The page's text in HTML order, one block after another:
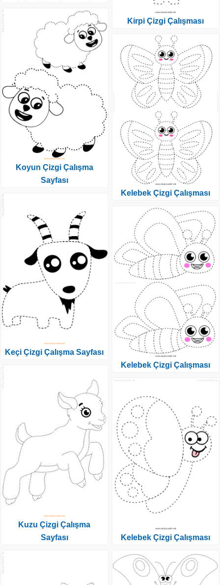
Koyun Çizgi Çalışma
Sayfası
Keçi Çizgi Çalışma Sayfası
Kuzu Çizgi Çalışma
Sayfası
Kirpi Çizgi Çalışması
Kelebek Çizgi Çalışması
Kelebek Çizgi Çalışması
Kelebek Çizgi Çalışması